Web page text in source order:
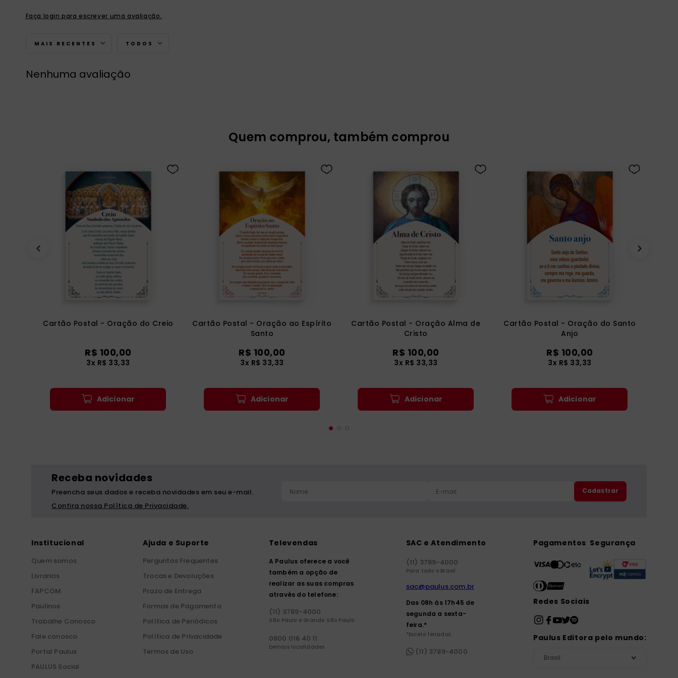
Faça login para escrever uma avaliação.
MAIS RECENTES TODOS
Nenhuma avaliação
Quem comprou, também comprou
Cartão Postal - Oração do Creio
R$ 100,00
3x R$ 33,33
Adicionar
Cartão Postal - Oração ao Espírito
Santo
R$ 100,00
3x R$ 33,33
Adicionar
Cartão Postal - Oração Alma de
Cristo
R$ 100,00
3x R$ 33,33
Adicionar
Cartão Postal - Oração do Santo
Anjo
R$ 100,00
3x R$ 33,33
Adicionar
Receba novidades
Preencha seus dados e receba novidades em seu e-mail.
Confira nossa Política de Privacidade.
Cadastrar
Institucional
Quem somos
Livrarias
FAPCOM
Paulinos
Trabalhe Conosco
Fale conosco
Portal Paulus
PAULUS Social
Ajuda e Suporte
Perguntas Frequentes
Trocas e Devoluções
Prazo de Entrega
Formas de Pagamento
Política de Periódicos
Política de Privacidade
Termos de Uso
Televendas
A Paulus oferece a você
também a opção de
realizar as suas compras
através do telefone:
(11) 3789-4000
São Paulo e Grande São Paulo
0800 016 40 11
Demais localidades
SAC e Atendimento
(11) 3789-4000
Para todo o Brasil
sac@paulus.com.br
Das 08h às 17h45 de
segunda a sexta-
feira.*
*Exceto feriados.
(11) 3789-4000
Pagamentos Segurança
Redes Sociais
Paulus Editora pelo mundo:
Brasil